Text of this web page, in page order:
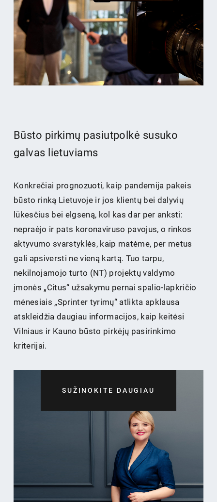
Būsto pirkimų pasiutpolkė susuko
galvas lietuviams
Konkrečiai prognozuoti, kaip pandemija pakeis
būsto rinką Lietuvoje ir jos klientų bei dalyvių
lūkesčius bei elgseną, kol kas dar per anksti:
nepraėjo ir pats koronaviruso pavojus, o rinkos
aktyvumo svarstyklės, kaip matėme, per metus
gali apsiversti ne vieną kartą. Tuo tarpu,
nekilnojamojo turto (NT) projektų valdymo
įmonės „Citus“ užsakymu pernai spalio-lapkričio
mėnesiais „Sprinter tyrimų“ atlikta apklausa
atskleidžia daugiau informacijos, kaip keitėsi
Vilniaus ir Kauno būsto pirkėjų pasirinkimo
kriterijai.
SUŽINOKITE DAUGIAU